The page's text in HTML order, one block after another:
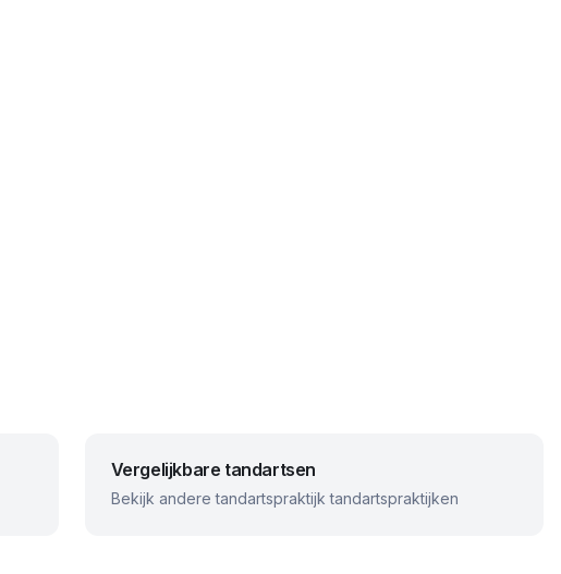
Vergelijkbare tandartsen
Bekijk anderetandartspraktijk tandartspraktijken